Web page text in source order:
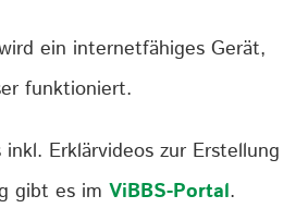
ein internetfähiges Gerät,
funktioniert.
Erklärvideos zur Erstellung
gibt es im ViBBS-Portal.